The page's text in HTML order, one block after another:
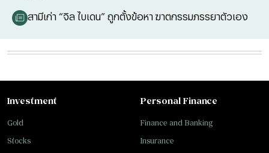
สามีเก่า “จิล ไบเดน” ถูกตั้งข้อหา ฆาตกรรมภรรยาตัวเอง
Investment
Gold
Stocks
Personal Finance
Finance and Banking
Insurance